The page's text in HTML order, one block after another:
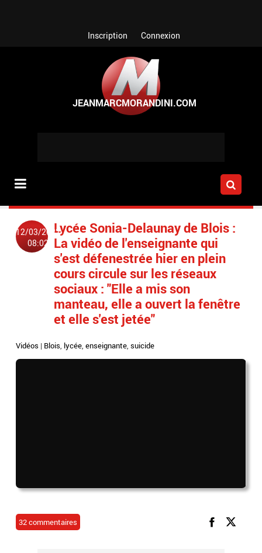
Inscription Connexion
12/03/2022
08:02
Lycée Sonia-Delaunay de Blois :
La vidéo de l'enseignante qui
s'est défenestrée hier en plein
cours circule sur les réseaux
sociaux : "Elle a mis son
manteau, elle a ouvert la fenêtre
et elle s'est jetée"
Vidéos | Blois, lycée,enseignante,suicide
32 commentaires